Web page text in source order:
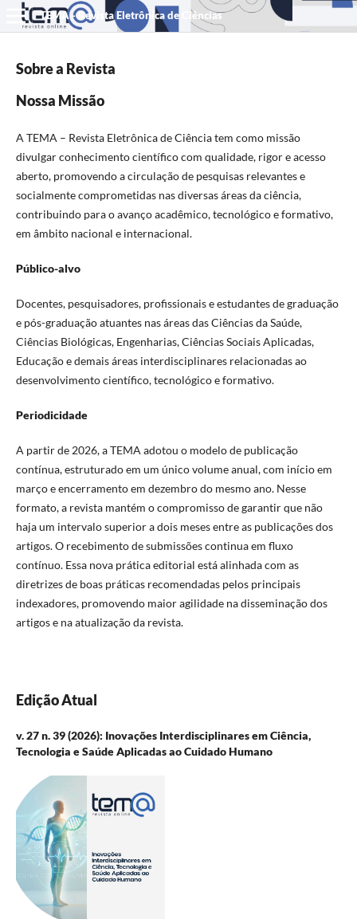
TEMA - Revista Eletrônica de Ciências
Sobre a Revista
Nossa Missão
A TEMA – Revista Eletrônica de Ciência tem como missão
divulgar conhecimento científico com qualidade, rigor e acesso
aberto, promovendo a circulação de pesquisas relevantes e
socialmente comprometidas nas diversas áreas da ciência,
contribuindo para o avanço acadêmico, tecnológico e formativo,
em âmbito nacional e internacional.
Público-alvo
Docentes, pesquisadores, profissionais e estudantes de graduação
e pós-graduação atuantes nas áreas das Ciências da Saúde,
Ciências Biológicas, Engenharias, Ciências Sociais Aplicadas,
Educação e demais áreas interdisciplinares relacionadas ao
desenvolvimento científico, tecnológico e formativo.
Periodicidade
A partir de 2026, a TEMA adotou o modelo de publicação
contínua, estruturado em um único volume anual, com início em
março e encerramento em dezembro do mesmo ano. Nesse
formato, a revista mantém o compromisso de garantir que não
haja um intervalo superior a dois meses entre as publicações dos
artigos. O recebimento de submissões continua em fluxo
contínuo. Essa nova prática editorial está alinhada com as
diretrizes de boas práticas recomendadas pelos principais
indexadores, promovendo maior agilidade na disseminação dos
artigos e na atualização da revista.
Edição Atual
v. 27 n. 39 (2026): Inovações Interdisciplinares em Ciência,
Tecnologia e Saúde Aplicadas ao Cuidado Humano